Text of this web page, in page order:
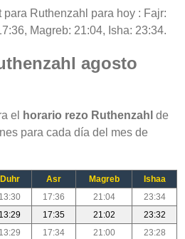
para Ruthenzahl para hoy : Fajr:
Magreb: 21:04, Isha: 23:34.
agosto
el horario rezo Ruthenzahl de
para cada día del mes de
Duhr Asr Magreb
Ishaa
13:30 17:36 21:04
23:34
13:29 17:35 21:02
23:32
13:29 17:34 21:00
23:28